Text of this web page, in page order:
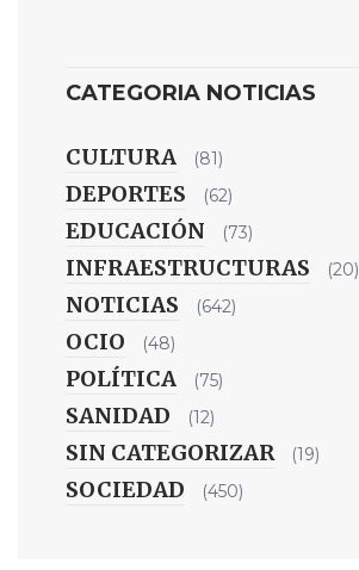
CATEGORIA NOTICIAS
CULTURA (81)
DEPORTES (62)
EDUCACIÓN (73)
INFRAESTRUCTURAS (20)
NOTICIAS (642)
OCIO (48)
POLÍTICA (75)
SANIDAD (12)
SIN CATEGORIZAR (19)
SOCIEDAD (450)